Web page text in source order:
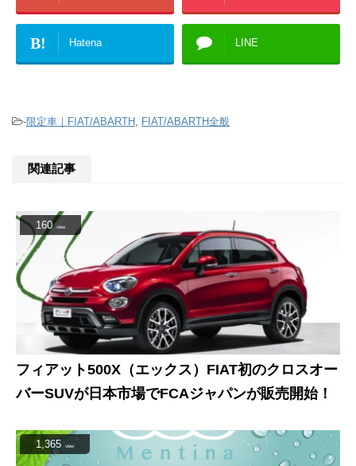
B! Hatena LINE
-限定車｜FIAT/ABARTH FIAT/ABARTH全般
関連記事
160 view
フィアット500X（エックス）FIAT初のクロスオー
バーSUVが日本市場でFCAジャパンが販売開始！
1,365 view